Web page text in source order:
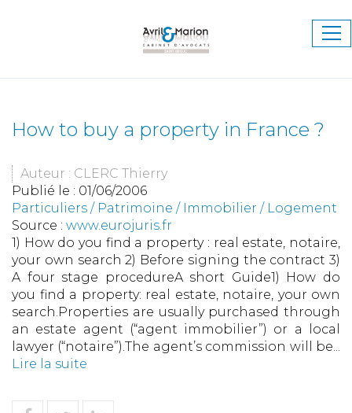
How to buy a property in France ?
Auteur : CLERC Thierry
Publié le : 01/06/2006
Particuliers / Patrimoine / Immobilier / Logement
Source : www.eurojuris.fr
1) How do you find a property : real estate, notaire,
your own search 2) Before signing the contract 3)
A four stage procedureA short Guide1) How do
you find a property: real estate, notaire, your own
search.Properties are usually purchased through
an estate agent (“agent immobilier”) or a local
lawyer (“notaire”).The agent’s commission will be...
Lire la suite